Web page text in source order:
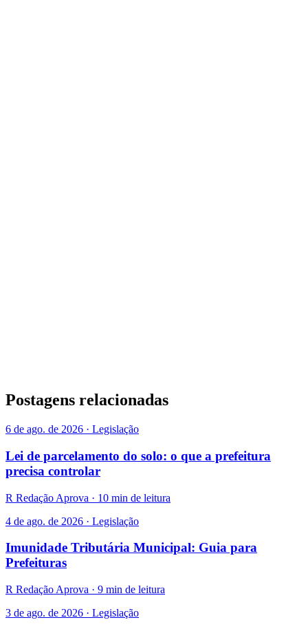
Postagens relacionadas
6 de ago. de 2026 · Legislação
Lei de parcelamento do solo: o que a prefeitura
precisa controlar
R Redação Aprova · 10 min de leitura
4 de ago. de 2026 · Legislação
Imunidade Tributária Municipal: Guia para
Prefeituras
R Redação Aprova · 9 min de leitura
3 de ago. de 2026 · Legislação